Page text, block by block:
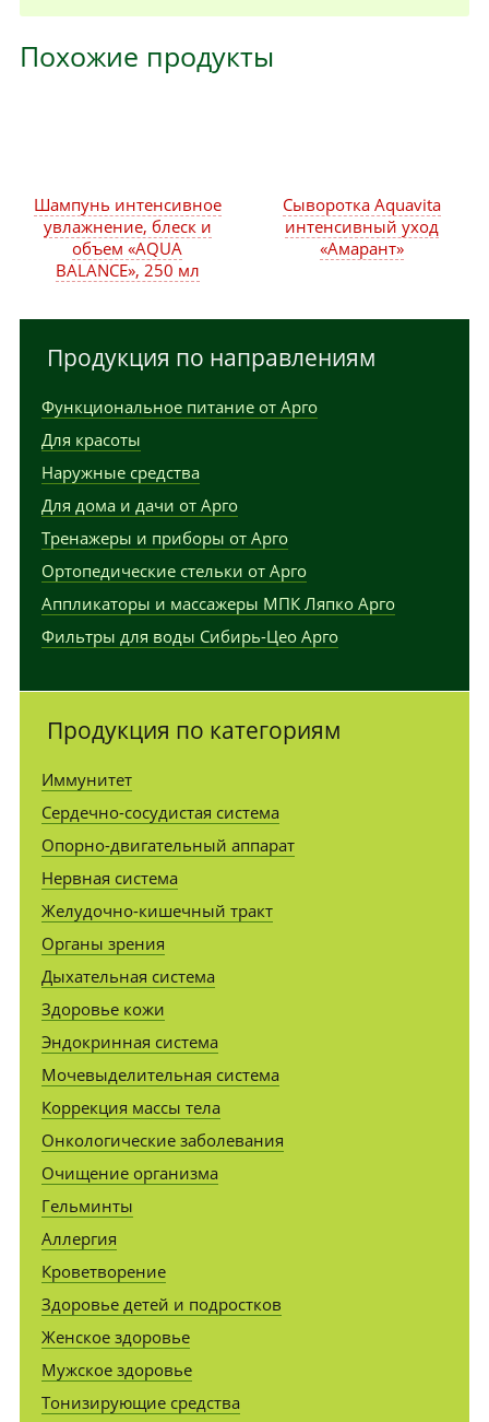
Похожие продукты
Шампунь интенсивное
увлажнение, блеск и
объем «AQUA
BALANCE», 250 мл
Сыворотка Aquavita
интенсивный уход
«Амарант»
Продукция по направлениям
Функциональное питание от Арго
Для красоты
Наружные средства
Для дома и дачи от Арго
Тренажеры и приборы от Арго
Ортопедические стельки от Арго
Аппликаторы и массажеры МПК Ляпко Арго
Фильтры для воды Сибирь-Цео Арго
Продукция по категориям
Иммунитет
Сердечно-сосудистая система
Опорно-двигательный аппарат
Нервная система
Желудочно-кишечный тракт
Органы зрения
Дыхательная система
Здоровье кожи
Эндокринная система
Мочевыделительная система
Коррекция массы тела
Онкологические заболевания
Очищение организма
Гельминты
Аллергия
Кроветворение
Здоровье детей и подростков
Женское здоровье
Мужское здоровье
Тонизирующие средства